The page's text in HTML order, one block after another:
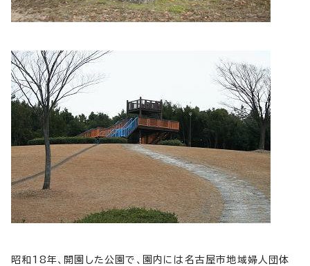
昭和18年、開園した公園で、園内には名古屋市地域婦人団体